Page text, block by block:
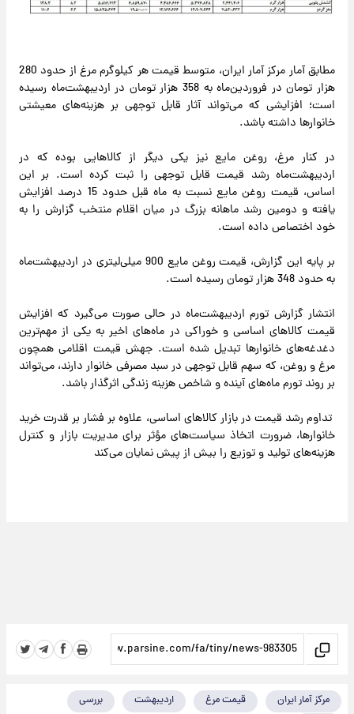
مطابق آمار مرکز آمار ایران، متوسط قیمت هر کیلوگرم مرغ از حدود 280
هزار تومان در فروردین‌ماه به 358 هزار تومان در اردیبهشت‌ماه رسیده
است؛ افزایشی که می‌تواند آثار قابل توجهی بر هزینه‌های معیشتی
خانوارها داشته باشد.
در کنار مرغ، روغن مایع نیز یکی دیگر از کالاهایی بوده که در
اردیبهشت‌ماه رشد قیمت قابل توجهی را ثبت کرده است. بر این
اساس، قیمت روغن مایع نسبت به ماه قبل حدود 15 درصد افزایش
یافته و دومین رشد ماهانه بزرگ در میان اقلام منتخب گزارش را به
خود اختصاص داده است.
بر پایه این گزارش، قیمت روغن مایع 900 میلی‌لیتری در اردیبهشت‌ماه
به حدود 348 هزار تومان رسیده است.
انتشار گزارش تورم اردیبهشت‌ماه در حالی صورت می‌گیرد که افزایش
قیمت کالاهای اساسی و خوراکی در ماه‌های اخیر به یکی از مهم‌ترین
دغدغه‌های خانوارها تبدیل شده است. جهش قیمت اقلامی همچون
مرغ و روغن، که سهم قابل توجهی در سبد مصرفی خانوار دارند، می‌تواند
بر روند تورم ماه‌های آینده و شاخص هزینه زندگی اثرگذار باشد.
تداوم رشد قیمت در بازار کالاهای اساسی، علاوه بر فشار بر قدرت خرید
خانوارها، ضرورت اتخاذ سیاست‌های مؤثر برای مدیریت بازار و کنترل
هزینه‌های تولید و توزیع را بیش از پیش نمایان می‌کند
مرکز آمار ایران قیمت مرغ اردیبهشت بررسی